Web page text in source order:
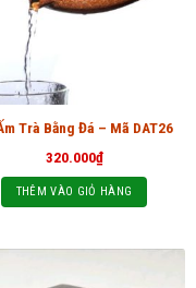
Trà Bằng Đá – Mã DAT26
320.000₫
THÊM VÀO GIỎ HÀNG